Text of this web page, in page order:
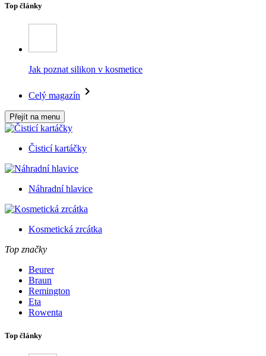
Top články
Jak poznat silikon v kosmetice
Celý magazín
Přejít na menu
Čisticí kartáčky
Náhradní hlavice
Kosmetická zrcátka
Top značky
Beurer
Braun
Remington
Eta
Rowenta
Top články